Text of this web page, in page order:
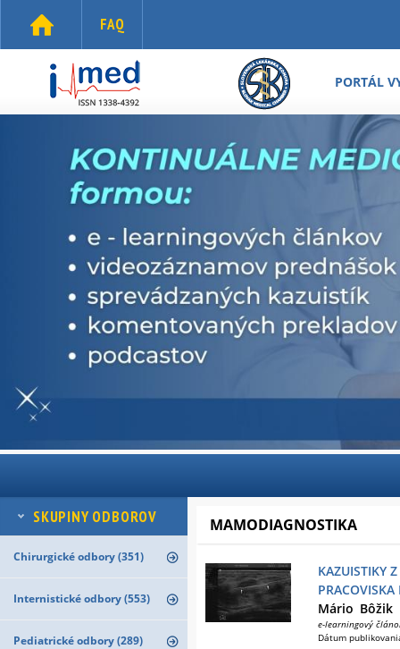
FAQ
PORTÁL
SKUPINY ODBOROV
Chirurgické odbory (351)
Internistické odbory (553)
Pediatrické odbory (289)
MAMODIAGNOSTIKA
KAZUISTIKY
Mário Bôžik
e-learningový
Dátum